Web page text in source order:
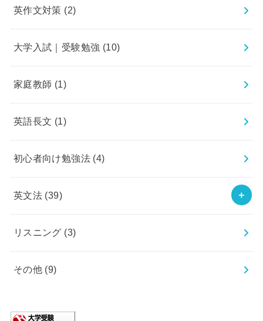
英作文対策 (2)
大学入試｜受験勉強 (10)
家庭教師 (1)
英語長文 (1)
初心者向け勉強法 (4)
英文法 (39)
リスニング (3)
その他 (9)